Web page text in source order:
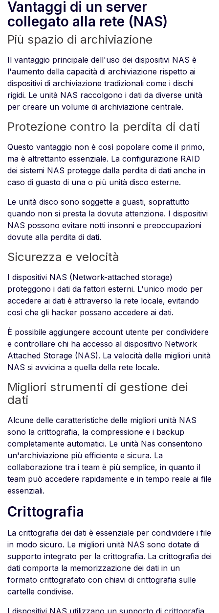
Vantaggi di un server
collegato alla rete (NAS)
Più spazio di archiviazione
Il vantaggio principale dell'uso dei dispositivi NAS è
l'aumento della capacità di archiviazione rispetto ai
dispositivi di archiviazione tradizionali come i dischi
rigidi. Le unità NAS raccolgono i dati da diverse unità
per creare un volume di archiviazione centrale.
Protezione contro la perdita di dati
Questo vantaggio non è così popolare come il primo,
ma è altrettanto essenziale. La configurazione RAID
dei sistemi NAS protegge dalla perdita di dati anche in
caso di guasto di una o più unità disco esterne.
Le unità disco sono soggette a guasti, soprattutto
quando non si presta la dovuta attenzione. I dispositivi
NAS possono evitare notti insonni e preoccupazioni
dovute alla perdita di dati.
Sicurezza e velocità
I dispositivi NAS (Network-attached storage)
proteggono i dati da fattori esterni. L'unico modo per
accedere ai dati è attraverso la rete locale, evitando
così che gli hacker possano accedere ai dati.
È possibile aggiungere account utente per condividere
e controllare chi ha accesso al dispositivo Network
Attached Storage (NAS). La velocità delle migliori unità
NAS si avvicina a quella della rete locale.
Migliori strumenti di gestione dei
dati
Alcune delle caratteristiche delle migliori unità NAS
sono la crittografia, la compressione e i backup
completamente automatici. Le unità Nas consentono
un'archiviazione più efficiente e sicura. La
collaborazione tra i team è più semplice, in quanto il
team può accedere rapidamente e in tempo reale ai file
essenziali.
Crittografia
La crittografia dei dati è essenziale per condividere i file
in modo sicuro. Le migliori unità NAS sono dotate di
supporto integrato per la crittografia. La crittografia dei
dati comporta la memorizzazione dei dati in un
formato crittografato con chiavi di crittografia sulle
cartelle condivise.
I dispositivi NAS utilizzano un supporto di crittografia